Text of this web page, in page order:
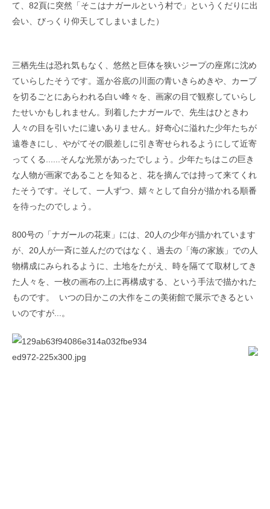
て、82頁に突然「そこはナガールという村で」というくだりに出
会い、びっくり仰天してしまいました）
三栖先生は恐れ気もなく、悠然と巨体を狭いジープの座席に沈め
ていらしたそうです。遥か谷底の川面の青いきらめきや、カーブ
を切るごとにあらわれる白い峰々を、画家の目で観察していらし
たせいかもしれません。到着したナガールで、先生はひときわ
人々の目を引いたに違いありません。好奇心に溢れた少年たちが
遠巻きにし、やがてその眼差しに引き寄せられるようにして近寄
ってくる......そんな光景があったでしょう。少年たちはこの巨き
な人物が画家であることを知ると、花を摘んでは持って来てくれ
たそうです。そして、一人ずつ、嬉々として自分が描かれる順番
を待ったのでしょう。
800号の「ナガールの花束」には、20人の少年が描かれています
が、20人が一斉に並んだのではなく、過去の「海の家族」での人
物構成にみられるように、土地をたがえ、時を隔てて取材してき
た人々を、一枚の画布の上に再構成する、という手法で描かれた
ものです。 いつの日かこの大作をこの美術館で展示できるとい
いのですが...。